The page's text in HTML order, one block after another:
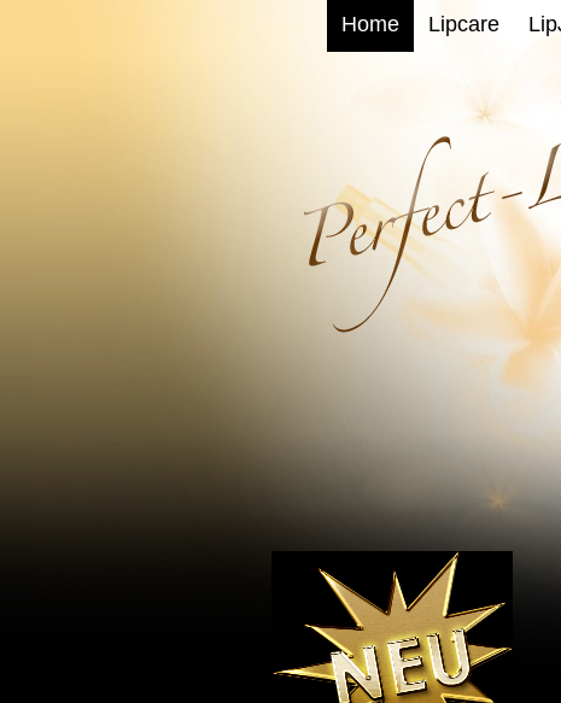
Home Lipcare